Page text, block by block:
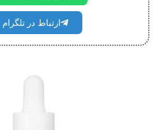
ارتباط در تلگرام